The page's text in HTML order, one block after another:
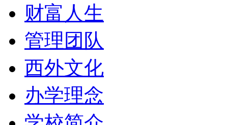
财富人生
管理团队
西外文化
办学理念